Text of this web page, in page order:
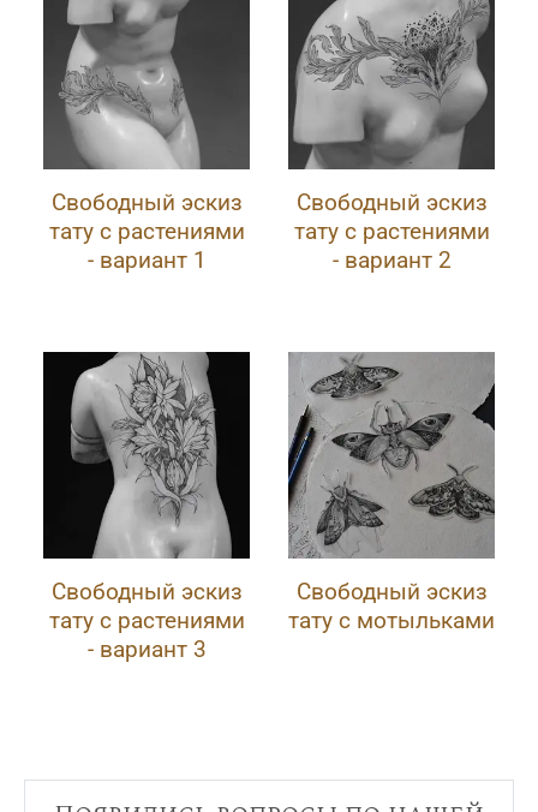
Свободный эскиз
тату с растениями
- вариант 1
Свободный эскиз
тату с растениями
- вариант 2
Свободный эскиз
тату с растениями
- вариант 3
Свободный эскиз
тату с мотыльками